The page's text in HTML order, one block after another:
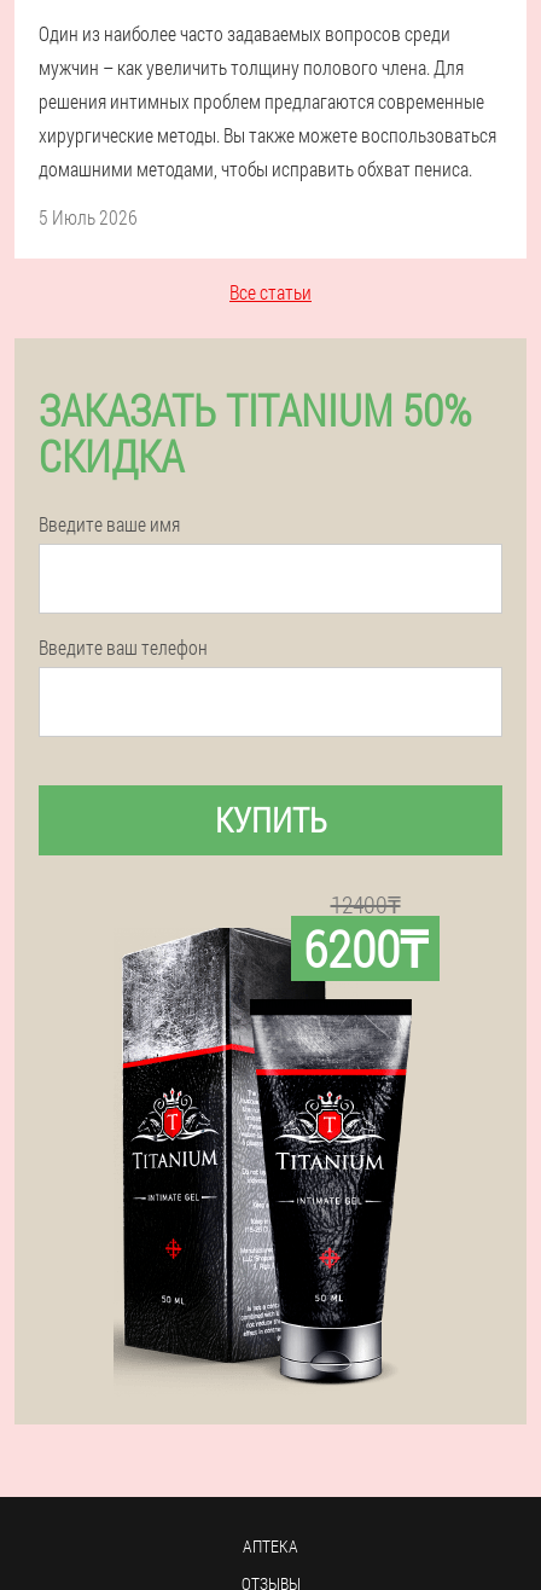
Один из наиболее часто задаваемых вопросов среди
мужчин – как увеличить толщину полового члена. Для
решения интимных проблем предлагаются современные
хирургические методы. Вы также можете воспользоваться
домашними методами, чтобы исправить обхват пениса.
5 Июль 2026
Все статьи
ЗАКАЗАТЬ TITANIUM 50%
СКИДКА
Введите ваше имя
Введите ваш телефон
КУПИТЬ
12400₸
6200₸
АПТЕКА
ОТЗЫВЫ